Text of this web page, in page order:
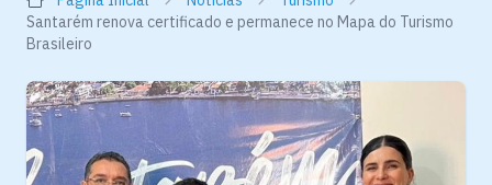
Santarém renova certificado e permanece no Mapa do Turismo
Brasileiro